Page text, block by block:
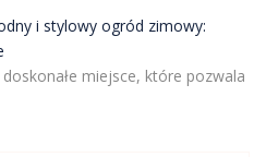
i stylowy ogród zimowy:
miejsce, które pozwala